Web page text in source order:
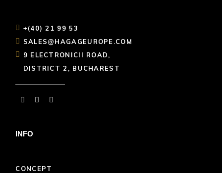
+(40) 21 99 53
SALES@HAGAGEUROPE.COM
9 ELECTRONICII ROAD,
DISTRICT 2, BUCHAREST
INFO
CONCEPT